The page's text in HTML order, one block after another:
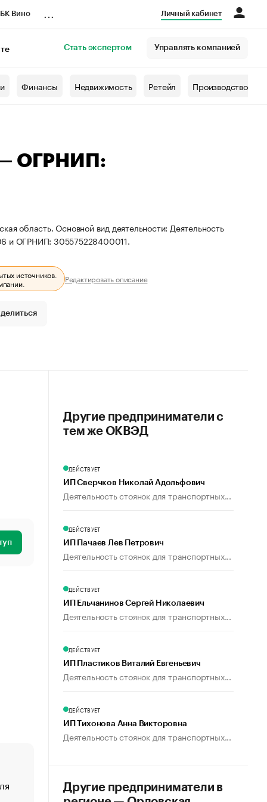
Вино Личный кабинет
Стать экспертом Управлять компанией
Финансы Недвижимость Ретейл Производство
— ОГРНИП:
область. Основной вид деятельности: Деятельность
и ОГРНИП: 305575228400011.
источников.
Редактировать описание
«От спорта тело стареет иначе». Как живет глава
создавшей GTA
Другие предприниматели с
тем же ОКВЭД
ДЕЙСТВУЕТ
ИП Сверчков Николай Адольфович
Деятельность стоянок для транспортных...
ДЕЙСТВУЕТ
ИП Пачаев Лев Петрович
Деятельность стоянок для транспортных...
ДЕЙСТВУЕТ
ИП Ельчанинов Сергей Николаевич
Деятельность стоянок для транспортных...
ДЕЙСТВУЕТ
ИП Пластиков Виталий Евгеньевич
Деятельность стоянок для транспортных...
ДЕЙСТВУЕТ
ИП Тихонова Анна Викторовна
Деятельность стоянок для транспортных...
Другие предприниматели в